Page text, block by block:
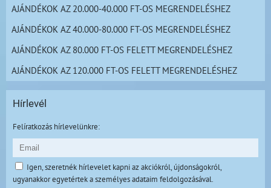
AJÁNDÉKOK AZ 20.000-40.000 FT-OS MEGRENDELÉSHEZ
AJÁNDÉKOK AZ 40.000-80.000 FT-OS MEGRENDELÉSHEZ
AJÁNDÉKOK AZ 80.000 FT-OS FELETT MEGRENDELÉSHEZ
AJÁNDÉKOK AZ 120.000 FT-OS FELETT MEGRENDELÉSHEZ
Hírlevél
Felíratkozás hírlevelünkre:
Igen, szeretnék hírlevelet kapni az akciókról, újdonságokról,
ugyanakkor egyetértek a személyes adataim feldolgozásával.